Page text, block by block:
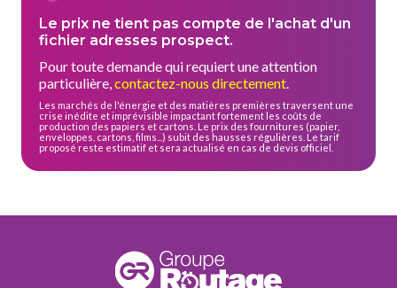
Le prix ne tient pas compte de l'achat d'un
fichier adresses prospect.
Pour toute demande qui requiert une attention
particulière,contactez-nous directement.
Les marchés de l'énergie et des matières premières traversent une
crise inédite et imprévisible impactant fortement les coûts de
production des papiers et cartons. Le prix des fournitures (papier,
enveloppes, cartons, films...) subit des hausses régulières. Le tarif
proposé reste estimatif et sera actualisé en cas de devis officiel.